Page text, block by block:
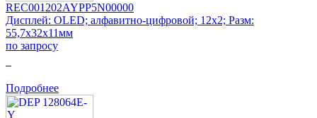
REC001202AYPP5N00000
Дисплей: OLED; алфавитно-цифровой; 12x2; Разм:
55,7x32x11мм
по запросу
Подробнее